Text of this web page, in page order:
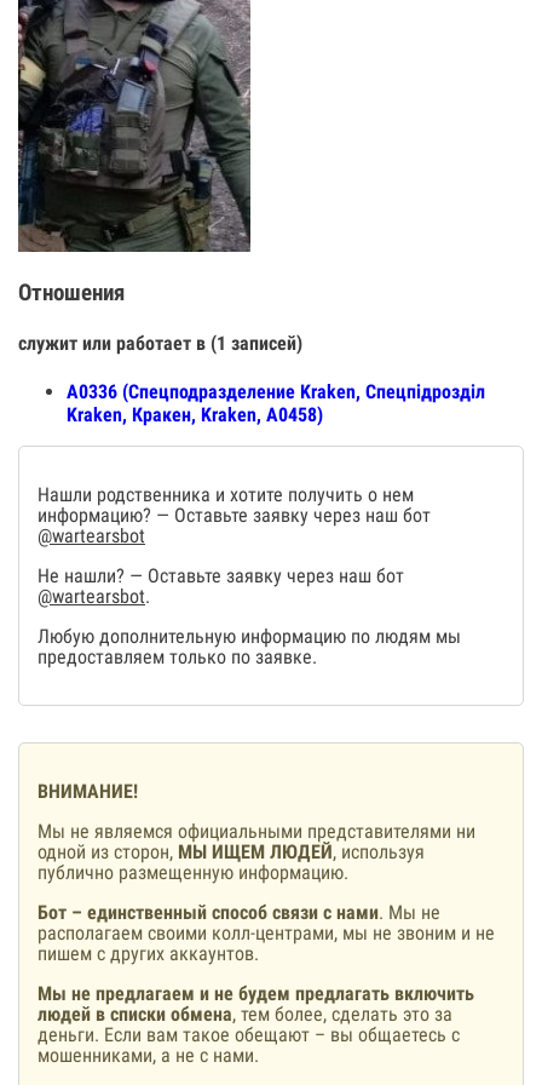
Отношения
служит или работает в (1 записей)
А0336 (Спецподразделение Kraken, Спецпiдроздiл
Kraken, Кракен, Kraken, А0458)
Нашли родственника и хотите получить о нем
информацию? — Оставьте заявку через наш бот
@wartearsbot
Не нашли? — Оставьте заявку через наш бот
@wartearsbot.
Любую дополнительную информацию по людям мы
предоставляем только по заявке.
ВНИМАНИЕ!
Мы не являемся официальными представителями ни
одной из сторон, МЫ ИЩЕМ ЛЮДЕЙ, используя
публично размещенную информацию.
Бот – единственный способ связи с нами. Мы не
располагаем своими колл-центрами, мы не звоним и не
пишем с других аккаунтов.
Мы не предлагаем и не будем предлагать включить
людей в списки обмена, тем более, сделать это за
деньги. Если вам такое обещают – вы общаетесь с
мошенниками, а не с нами.